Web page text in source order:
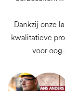
Dankzij onze
kwalitatieve
voor